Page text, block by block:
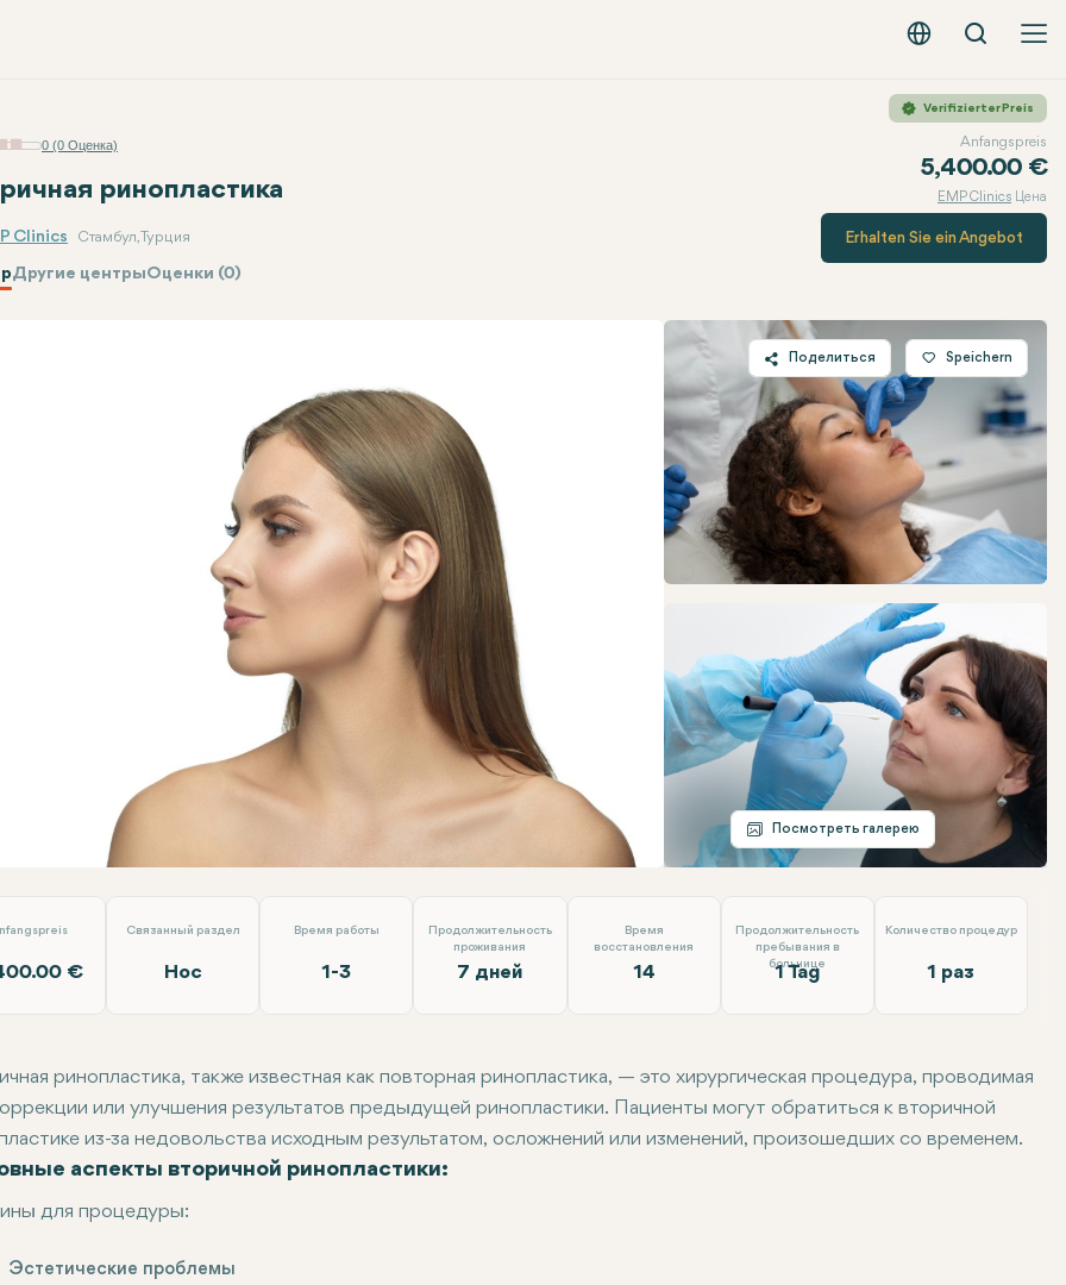
Русский - EUR
Вызов
0 (0 Оценка)
ринопластика
Clinics Стамбул, Турция
Другие центрыОценки (0)
Verifizierter Preis
Anfangspreis
5,400.00 €
EMP Clinics Цена
Erhalten Sie ein Angebot
Поделиться
Twitter
Facebook
Linkedin
WhatsApp
Telegram
Электронная почта
Speichern
Посмотреть галерею
€
Связанный раздел
Нос
Время работы
1-3
Продолжительность
проживания
7 дней
Время
восстановления
14
Продолжительность
пребывания в
больнице
1 Tag
Количество процедур
1 раз
ринопластика, также известная как повторная ринопластика, — это хирургическая процедура, проводимая
или улучшения результатов предыдущей ринопластики. Пациенты могут обратиться к вторичной
из-за недовольства исходным результатом, осложнений или изменений, произошедших со временем.
аспекты вторичной ринопластики:
для процедуры:
Эстетические проблемы